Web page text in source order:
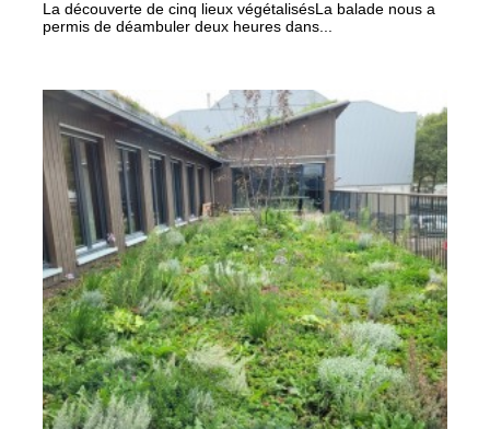
La découverte de cinq lieux végétalisésLa balade nous a
permis de déambuler deux heures dans...